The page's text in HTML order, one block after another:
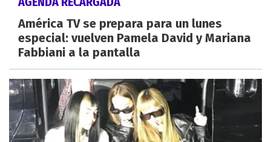
América TV se prepara para un lunes
especial: vuelven Pamela David y Mariana
Fabbiani a la pantalla